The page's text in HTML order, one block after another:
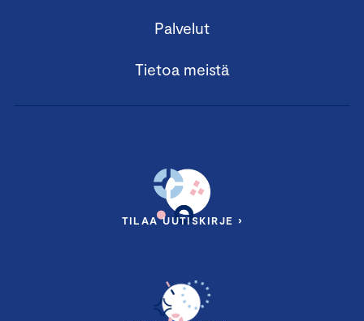
Palvelut
Tietoa meistä
TILAA UUTISKIRJE ›